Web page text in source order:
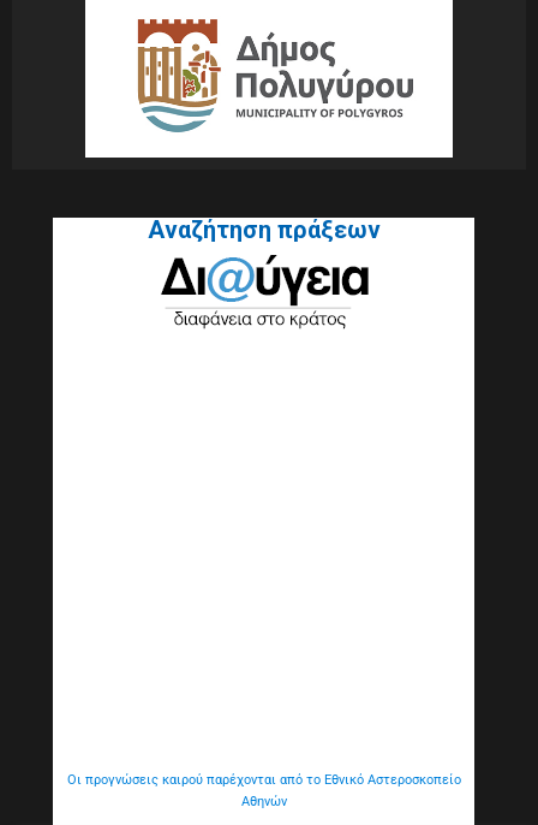
Αναζήτηση πράξεων
Οι προγνώσεις καιρού παρέχονται από το Εθνικό Αστεροσκοπείο
Αθηνών